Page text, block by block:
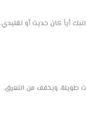
أياً كان حديث أو تقليدي.
طويلة، ويخفف من التعرق.